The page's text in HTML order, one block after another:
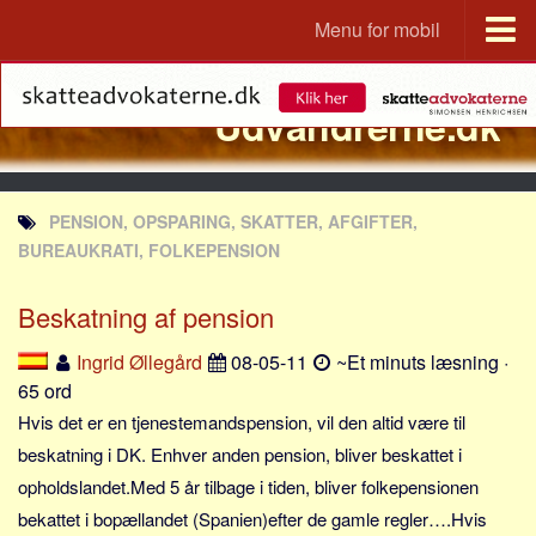
Menu for mobil
Portal
Udvandrerne.dk
Utvandrerne.no
Utvandrarna.se
Tyskland.dk
Rusland.dk
JLKM.dk
Lande
Tyrkiet
Frankrig
Udvandrerne.dk
PENSION, OPSPARING, SKATTER, AFGIFTER,
BUREAUKRATI, FOLKEPENSION
Beskatning af pension
Ingrid Øllegård 08-05-11
~Et minuts læsning ·
65 ord
Hvis det er en tjenestemandspension, vil den altid være til
beskatning i DK. Enhver anden pension, bliver beskattet i
opholdslandet.Med 5 år tilbage i tiden, bliver folkepensionen
bekattet i bopællandet (Spanien)efter de gamle regler….Hvis